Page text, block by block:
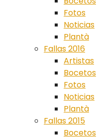
Fotos
Noticias
Plantà
Fallas 2016
Artistas
Bocetos
Fotos
Noticias
Plantà
Fallas 2015
Bocetos